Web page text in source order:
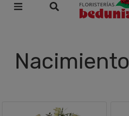
Nacimiento